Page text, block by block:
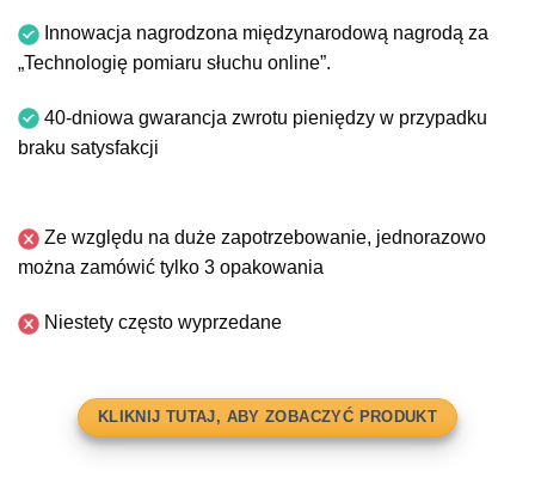
Innowacja nagrodzona międzynarodową nagrodą za
„Technologię pomiaru słuchu online”.
40-dniowa gwarancja zwrotu pieniędzy w przypadku
braku satysfakcji
Ze względu na duże zapotrzebowanie, jednorazowo
można zamówić tylko 3 opakowania
Niestety często wyprzedane
KLIKNIJ TUTAJ, ABY ZOBACZYĆ PRODUKT